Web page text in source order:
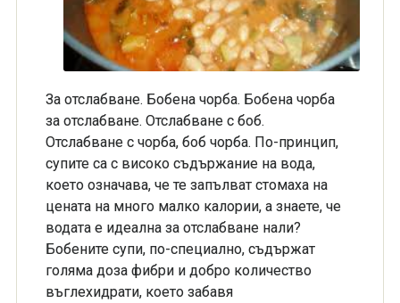
За отслабване. Бобена чорба. Бобена чорба
за отслабване. Отслабване с боб.
Отслабване с чорба, боб чорба. По-принцип,
супите са с високо съдържание на вода,
което означава, че те запълват стомаха на
цената на много малко калории, а знаете, че
водата е идеална за отслабване нали?
Бобените супи, по-специално, съдържат
голяма доза фибри и добро количество
въглехидрати, което забавя